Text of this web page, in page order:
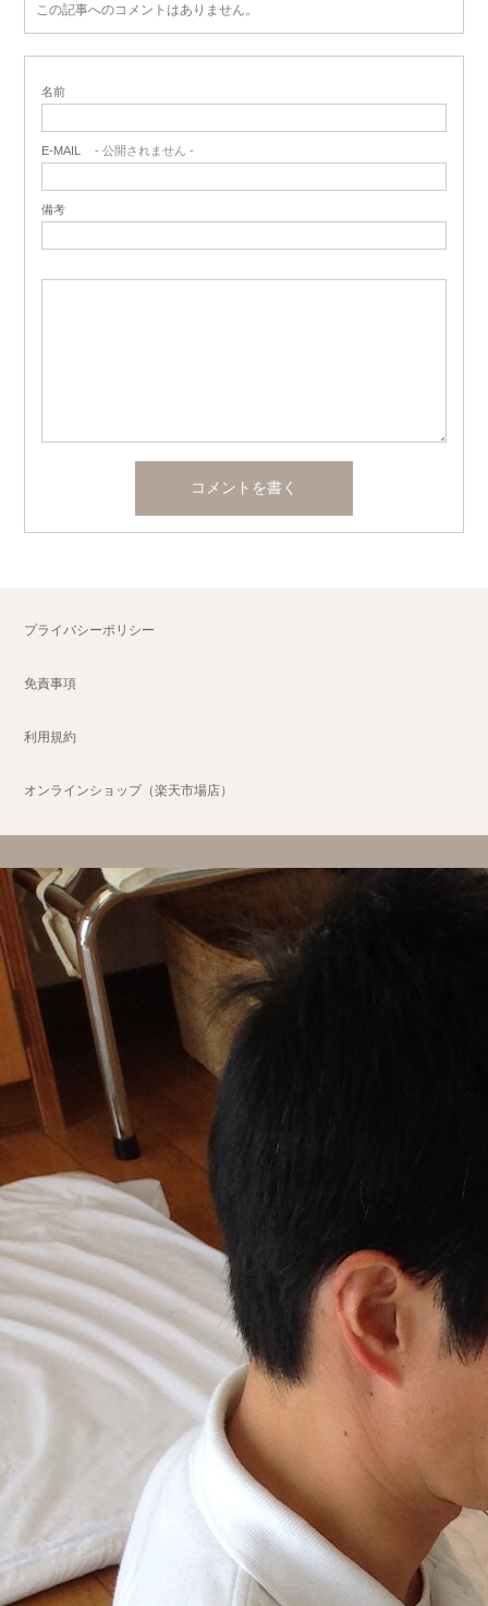
この記事へのコメントはありません。
名前
E-MAIL - 公開されません -
備考
プライバシーポリシー
免責事項
利用規約
オンラインショップ（楽天市場店）